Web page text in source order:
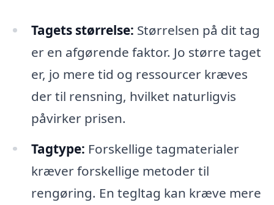
Tagets størrelse: Størrelsen på dit tag
er en afgørende faktor. Jo større taget
er, jo mere tid og ressourcer kræves
der til rensning, hvilket naturligvis
påvirker prisen.
Tagtype: Forskellige tagmaterialer
kræver forskellige metoder til
rengøring. En tegltag kan kræve mere